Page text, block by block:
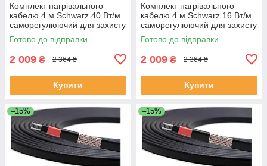
Комплект нагрівального
кабелю 4 м Schwarz 40 Вт/м
саморегулюючий для захисту
покрівлі труб водостоку
Готово до відправки
2 009 ₴ 2 364 ₴
Купити
Комплект нагрівального
кабелю 4 м Schwarz 16 Вт/м
саморегулюючий для захисту
покрівлі труб водостоку
Готово до відправки
2 009 ₴ 2 364 ₴
Купити
–15% –15%